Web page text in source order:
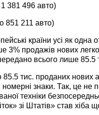
381 496 авто)
851 211 авто)
країни усі як
3% продажів нових
всього лише 85.5
тис. проданих нових
знаки. Так, це не
техніки
зі Штатів» став